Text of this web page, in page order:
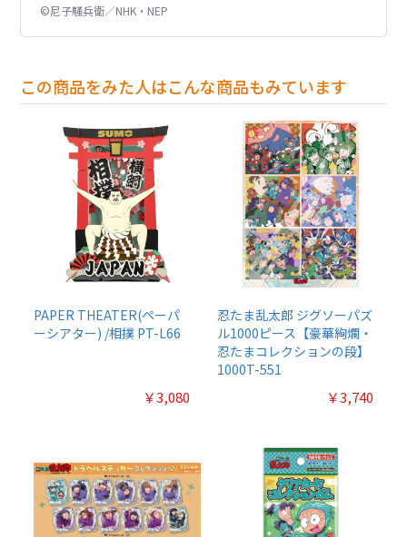
©尼子騒兵衛／NHK・NEP
この商品をみた人はこんな商品もみています
PAPER THEATER(ペーパ
ーシアター) /相撲 PT-L66
￥3,080
忍たま乱太郎 ジグソーパズ
ル1000ピース【豪華絢爛・
忍たまコレクションの段】
1000T-551
￥3,740